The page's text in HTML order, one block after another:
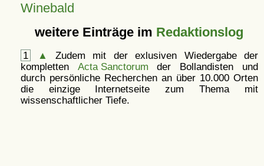
Winebald
weitere Einträge im Redaktionslog
1 ▲
Zudem mit der exlusiven Wiedergabe der
kompletten Acta Sanctorum der Bollandisten und
durch persönliche Recherchen an über 10.000 Orten
die einzige Internetseite zum Thema mit
wissenschaftlicher Tiefe.